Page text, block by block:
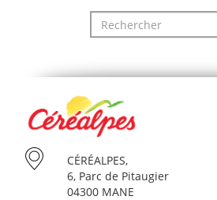
Search
for:
CÉRÉALPES,
6, Parc de Pitaugier
04300 MANE